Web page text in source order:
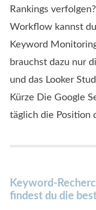
Rankings
Workflow kannst
Keyword
brauchst dazu nur
und das Looker
Kürze Die Google
täglich die Position
Keyword-
findest du die